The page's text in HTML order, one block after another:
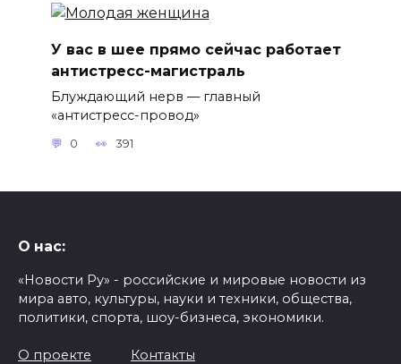
У вас в шее прямо сейчас работает
антистресс-магистраль
Блуждающий нерв — главный
«антистресс-провод»
0 391
О нас:
«Новости Ру» - российские и мировые новости из
мира авто, культуры, науки и техники, общества,
политики, спорта, шоу-бизнеса, экономики.
О проекте Контакты